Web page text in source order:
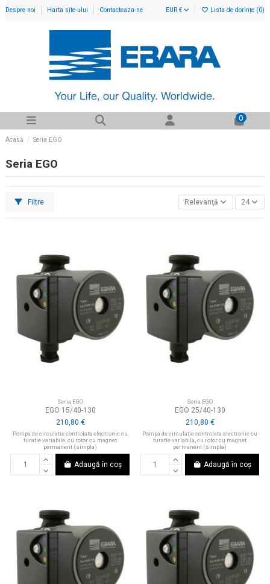
Despre noi Harta site-ului Contacteaza-ne EUR € Lista de dorințe (0)
0
Acasă Seria EGO
Seria EGO
Filtre Relevanţă 24
Seria EGO
EGO 15/40-130
210,80 €
Pompa de circulatie controlata electronic cu
turatie variabila, cu rotor cu magnet
permanent (simpla)
Adaugă în coș
Seria EGO
EGO 25/40-130
210,80 €
Pompa de circulatie controlata electronic cu
turatie variabila, cu rotor cu magnet
permanent (simpla)
Adaugă în coș